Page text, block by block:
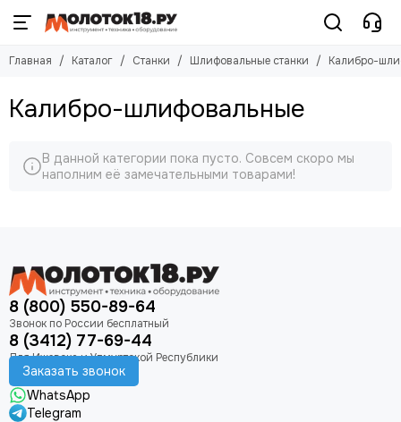
Станки
Деревообрабатывающие станки
Пильные станки
Металлообрабатывающие станки
Шлифовальные станки
Шлифовальные станки
Ленточные (гриндеры)
Точильно-шлифовальные
Плоскошлифовальные
Дисковые (тарельчатые)
Вытяжные установки
Главная Каталог Станки Шлифовальные станки Калибро-
Калибро-шлифовальные
В данной категории пока пусто. Совсем скоро мы
наполним её замечательными товарами!
8 (800) 550-89-64
8 (3412) 77-69-44
Заказать звонок
WhatsApp
Telegram